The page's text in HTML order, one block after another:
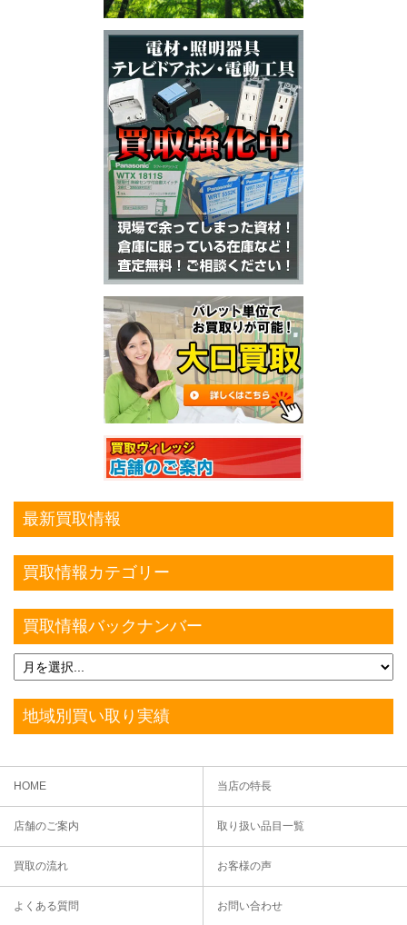
最新買取情報
買取情報カテゴリー
買取情報バックナンバー
地域別買い取り実績
HOME 当店の特長
店舗のご案内 取り扱い品目一覧
買取の流れ お客様の声
よくある質問 お問い合わせ